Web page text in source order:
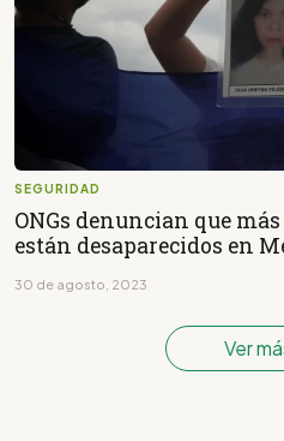
SEGURIDAD
ONGs denuncian que
están desaparecidos en
30 de agosto, 2023
Ver